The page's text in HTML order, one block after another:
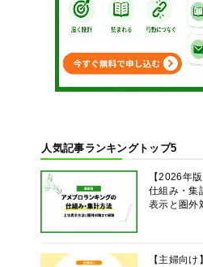
人気記事ランキングトップ5
【2026年
仕組み・集
表示と圏外
【主婦向